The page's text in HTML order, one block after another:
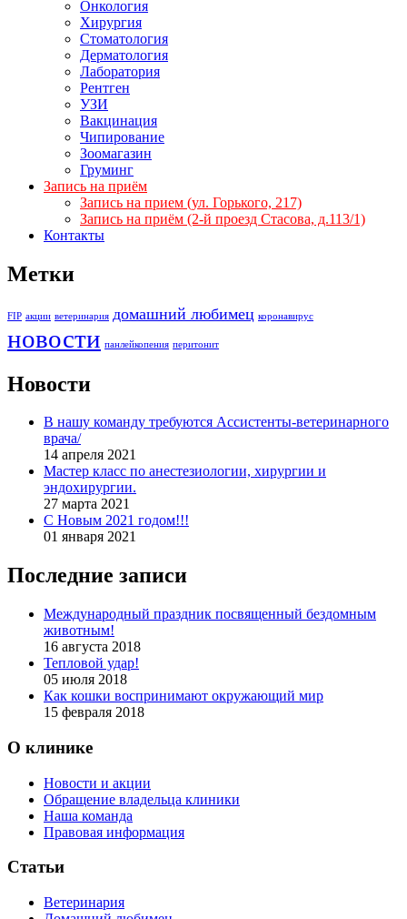
Онкология
Хирургия
Стоматология
Дерматология
Лаборатория
Рентген
УЗИ
Вакцинация
Чипирование
Зоомагазин
Груминг
Запись на приём
Запись на прием (ул. Горького, 217)
Запись на приём (2-й проезд Стасова, д.113/1)
Контакты
Метки
FIP акции ветеринария домашний любимец коронавирус
новости панлейкопения перитонит
Новости
В нашу команду требуются Ассистенты-ветеринарного
врача/
14 апреля 2021
Мастер класс по анестезиологии, хирургии и
эндохирургии.
27 марта 2021
С Новым 2021 годом!!!
01 января 2021
Последние записи
Международный праздник посвященный бездомным
животным!
16 августа 2018
Тепловой удар!
05 июля 2018
Как кошки воспринимают окружающий мир
15 февраля 2018
О клинике
Новости и акции
Обращение владельца клиники
Наша команда
Правовая информация
Статьи
Ветеринария